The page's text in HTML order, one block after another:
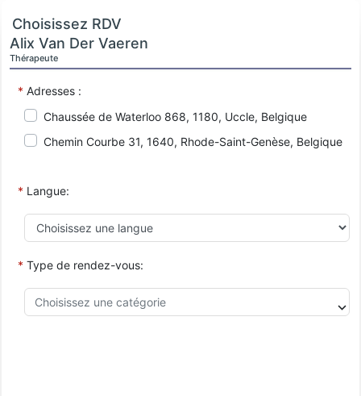
Choisissez RDV
Alix Van Der Vaeren
Thérapeute
* Adresses :
Chaussée de Waterloo 868, 1180, Uccle, Belgique
Chemin Courbe 31, 1640, Rhode-Saint-Genèse, Belgique
* Langue:
* Type de rendez-vous: